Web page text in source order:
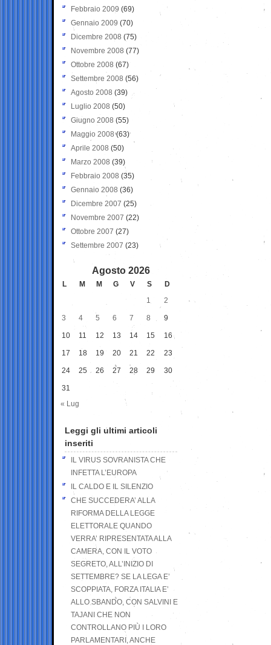
Febbraio 2009 (69)
Gennaio 2009 (70)
Dicembre 2008 (75)
Novembre 2008 (77)
Ottobre 2008 (67)
Settembre 2008 (56)
Agosto 2008 (39)
Luglio 2008 (50)
Giugno 2008 (55)
Maggio 2008(63)
Aprile 2008 (50)
Marzo 2008 (39)
Febbraio 2008 (35)
Gennaio 2008 (36)
Dicembre 2007 (25)
Novembre 2007 (22)
Ottobre 2007 (27)
Settembre 2007 (23)
Agosto 2026
L M M G V S
D
1
2
3 4 5 6 7 8 9
10 11 12 13 14 15 16
17 18 19 20 21 22 23
24 25 26 27 28 29 30
31
« Lug
Leggi gli ultimi articoli
inseriti
IL VIRUS SOVRANISTA CHE
INFETTA L’EUROPA
IL CALDO E IL SILENZIO
CHE SUCCEDERA’ ALLA
RIFORMA DELLA LEGGE
ELETTORALE QUANDO
VERRA’ RIPRESENTATA ALLA
CAMERA, CON IL VOTO
SEGRETO, ALL’INIZIO DI
SETTEMBRE? SE LA LEGA E’
SCOPPIATA, FORZA ITALIA E’
ALLO SBANDO, CON SALVINI E
TAJANI CHE NON
CONTROLLANO PIÙ I LORO
PARLAMENTARI, ANCHE